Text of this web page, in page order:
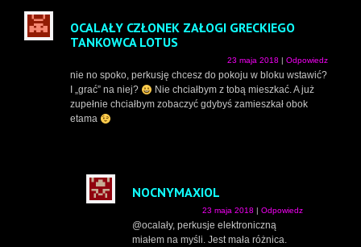
OCALAŁY CZŁONEK ZAŁOGI GRECKIEGO
TANKOWCA LOTUS
23 maja 2018 Odpowiedz
nie no spoko, perkusję chcesz do pokoju w bloku wstawić?
I „grać” na niej?
Nie chciałbym z tobą mieszkać. A już
zupełnie chciałbym zobaczyć gdybyś zamieszkał obok
etama
NOCNYMAXIOL
23 maja 2018 Odpowiedz
@ocalały, perkusje elektroniczną
miałem na myśli. Jest mała różnica.